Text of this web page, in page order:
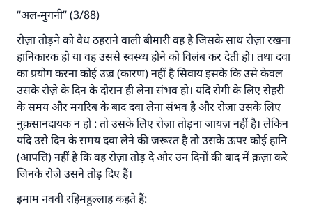
‘‘अल-मुगनी’’ (3/88)
रोज़ा तोड़ने को वैध ठहराने वाली बीमारी वह है जिसके साथ रोज़ा रखना
हानिकारक हो या वह उससे स्वस्थ्य होने को विलंब कर देती हो। तथा दवा
का प्रयोग करना कोई उज़्र (कारण) नहीं है सिवाय इसके कि उसे केवल
उसके रोज़े के दिन के दौरान ही लेना संभव हो। यदि रोगी के लिए सेहरी
के समय और मगरिब के बाद दवा लेना संभव है और रोज़ा उसके लिए
नुक़सानदायक न हो : तो उसके लिए रोज़ा तोड़ना जायज़ नहीं है। लेकिन
यदि उसे दिन के समय दवा लेने की जरूरत है तो उसके ऊपर कोई हानि
(आपत्ति) नहीं है कि वह रोज़ा तोड़ दे और उन दिनों की बाद में क़ज़ा करे
जिनके रोज़े उसने तोड़ दिए हैं।
इमाम नववी रहिमहुल्लाह कहते हैं: